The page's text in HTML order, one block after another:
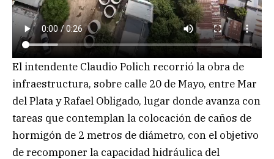
El intendente Claudio Polich recorrió la obra de
infraestructura, sobre calle 20 de Mayo, entre Mar
del Plata y Rafael Obligado, lugar donde avanza con
tareas que contemplan la colocación de caños de
hormigón de 2 metros de diámetro, con el objetivo
de recomponer la capacidad hidráulica del